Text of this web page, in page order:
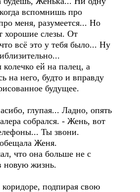
вспомнишь про
меня, разумеется... Но
хорошие слезы. От
всё это у тебя было... Ну
ей на палец, а
на него, будто и вправду
будущее.
глупая... Ладно, опять
собрался. - Жень, вот
Ты звони.
Женя.
что она больше не с
новую жизнь.
подпирая свою